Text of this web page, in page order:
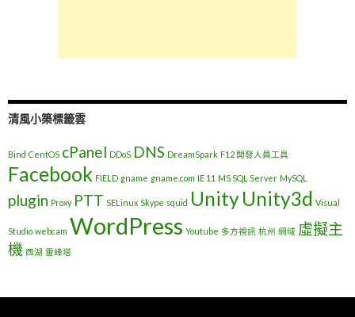
清風小築標籤雲
Bind CentOS cPanel DDoS DNS DreamSpark F12 開發人員工具
Facebook FIELD gname gname.com IE 11 MS SQL Server MySQL
plugin Proxy PTT SELinux Skype squid UnityUnity3d Visual
Studio webcam WordPress Youtube 多方視訊 杭州 網域 虛擬主
機 西湖 雷峰塔